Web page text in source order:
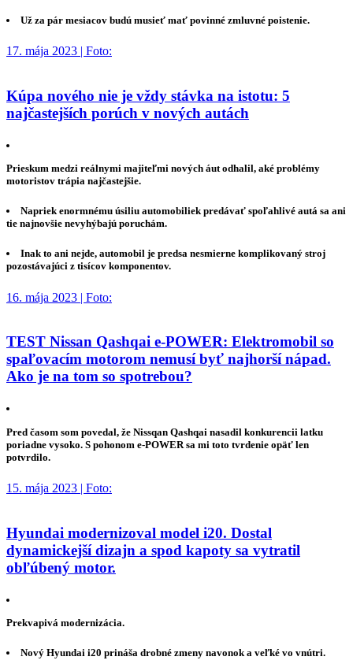
Už za pár mesiacov budú musieť mať povinné zmluvné poistenie.
17. mája 2023 | Foto:
Kúpa nového nie je vždy stávka na istotu: 5
najčastejších porúch v nových autách
Prieskum medzi reálnymi majiteľmi nových áut odhalil, aké problémy
motoristov trápia najčastejšie.
Napriek enormnému úsiliu automobiliek predávať spoľahlivé autá sa ani
tie najnovšie nevyhýbajú poruchám.
Inak to ani nejde, automobil je predsa nesmierne komplikovaný stroj
pozostávajúci z tisícov komponentov.
16. mája 2023 | Foto:
TEST Nissan Qashqai e-POWER: Elektromobil so
spaľovacím motorom nemusí byť najhorší nápad.
Ako je na tom so spotrebou?
Pred časom som povedal, že Nissqan Qashqai nasadil konkurencii latku
poriadne vysoko. S pohonom e-POWER sa mi toto tvrdenie opäť len
potvrdilo.
15. mája 2023 | Foto:
Hyundai modernizoval model i20. Dostal
dynamickejší dizajn a spod kapoty sa vytratil
obľúbený motor.
Prekvapivá modernizácia.
Nový Hyundai i20 prináša drobné zmeny navonok a veľké vo vnútri.